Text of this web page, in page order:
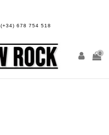
(+34) 678 754 518
0